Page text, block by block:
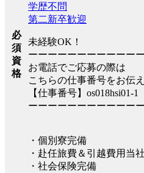
必
須
資
格
学歴不問
第二新卒歓迎
未経験OK！
ーーーーーーーーーーー
お電話でご応募の際は
こちらの仕事番号をお伝
【仕事番号】os018hsi01-1
ーーーーーーーーーーー
・個別寮完備
・赴任旅費＆引越費用当
・社会保険完備